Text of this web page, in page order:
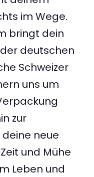
im Wege.
bringt dein
deutschen
Schweizer
uns um
zur
neue
und Mühe
Leben und